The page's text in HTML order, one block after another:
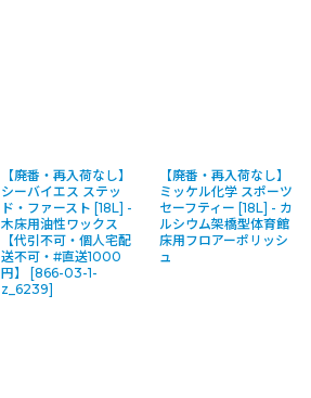
【廃番・再入荷なし】
シーバイエス ステッ
ド・ファースト [18L] -
木床用油性ワックス
【代引不可・個人宅配
送不可・#直送1000
円】
[866-03-1-
z_6239]
【廃番・再入荷なし】
ミッケル化学 スポーツ
セーフティー [18L] - カ
ルシウム架橋型体育館
床用フロアーポリッシ
ュ